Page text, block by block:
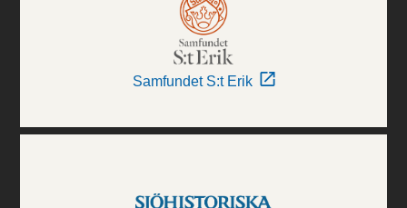
Samfundet S:t Erik